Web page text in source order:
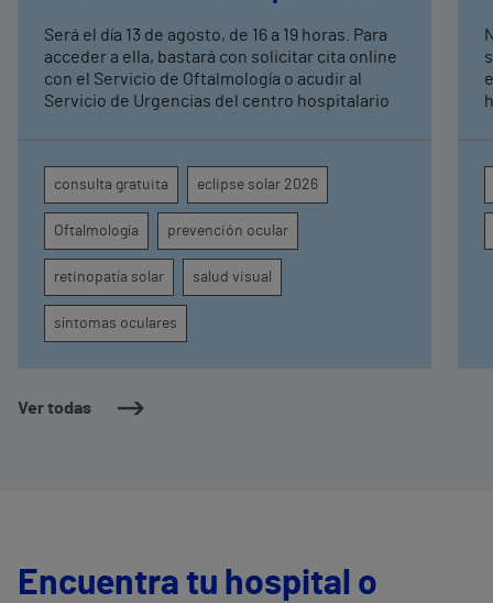
Ver todas
Será el día 13 de agosto, de 16 a 19 horas. Para
acceder a ella, bastará con solicitar cita online
con el Servicio de Oftalmología o acudir al
Servicio de Urgencias del centro hospitalario
consulta gratuita eclipse solar 2026
Oftalmología prevención ocular
retinopatía solar salud visual
síntomas oculares
Encuentra tu hospital o